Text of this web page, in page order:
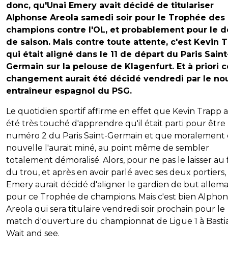
donc, qu'Unai Emery avait décidé de titulariser
Alphonse Areola samedi soir pour le Trophée des
champions contre l'OL, et probablement pour le
de saison. Mais contre toute attente, c'est Kevin
qui était aligné dans le 11 de départ du Paris
Germain sur la pelouse de Klagenfurt. Et à priori
changement aurait été décidé vendredi par le
entraîneur espagnol du PSG.
Le quotidien sportif affirme en effet que Kevin Trapp
été très touché d'apprendre qu'il était parti pour être
numéro 2 du Paris Saint-Germain et que
nouvelle l'aurait miné, au point même de sembler
totalement démoralisé. Alors, pour ne pas le laisser au
du trou, et après en avoir parlé avec ses deux portiers,
Emery aurait décidé d'aligner le gardien de but
pour ce Trophée de champions. Mais c'est bien
Areola qui sera titulaire vendredi soir prochain pour le
match d'ouverture du championnat de Ligue 1 à
Wait and see.